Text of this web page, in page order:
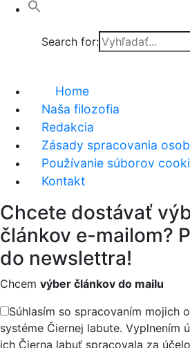
Search for:
Home
Naša filozofia
Redakcia
Zásady spracovania
Používanie súborov
Kontakt
Chcete dostávať
článkov e-mailom?
do newslettra!
Chcem výber článkov do mailu
Súhlasím so spracovaním mojich
systéme Čiernej labute. Vyplnením
ich Čierna labuť spracovala za